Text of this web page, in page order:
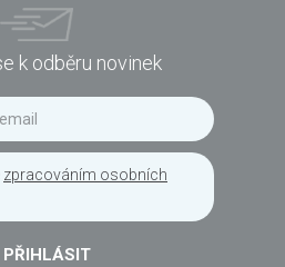
k odběru novinek
zpracováním osobních
PŘIHLÁSIT